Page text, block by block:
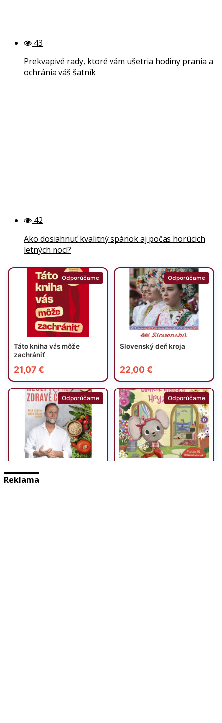
43
Prekvapivé rady, ktoré vám ušetria hodiny prania a
ochránia váš šatník
42
Ako dosiahnuť kvalitný spánok aj počas horúcich
letných nocí?
Reklama